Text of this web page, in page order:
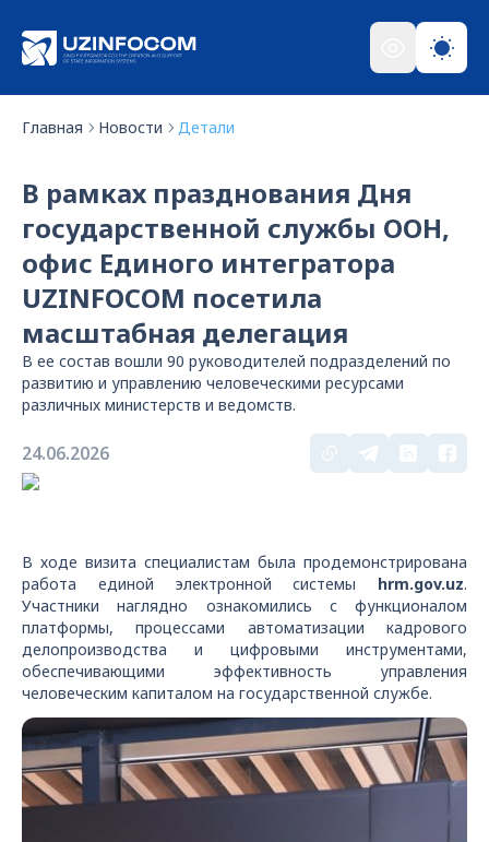
Главная Новости Детали
В рамках празднования Дня
государственной службы ООН,
офис Единого интегратора
UZINFOCOM посетила
масштабная делегация
В ее состав вошли 90 руководителей подразделений по
развитию и управлению человеческими ресурсами
различных министерств и ведомств.
24.06.2026
В ходе визита специалистам была продемонстрирована
работа единой электронной системы hrm.gov.uz.
Участники наглядно ознакомились с функционалом
платформы, процессами автоматизации кадрового
делопроизводства и цифровыми инструментами,
обеспечивающими эффективность управления
человеческим капиталом на государственной службе.